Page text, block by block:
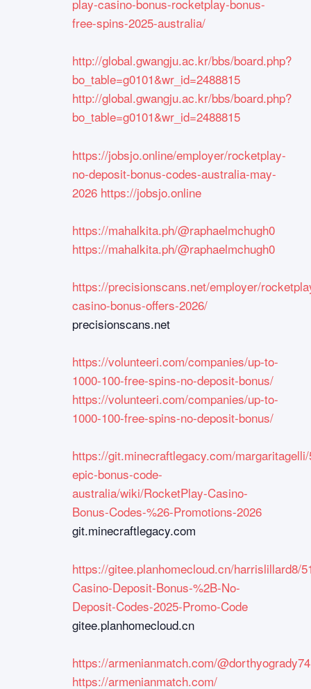
play-casino-bonus-rocketplay-bonus-
free-spins-2025-australia/
http://global.gwangju.ac.kr/bbs/board.php?
bo_table=g0101&wr_id=2488815
http://global.gwangju.ac.kr/bbs/board.php?
bo_table=g0101&wr_id=2488815
https://jobsjo.online/employer/rocketplay-
no-deposit-bonus-codes-australia-may-
2026 https://jobsjo.online
https://mahalkita.ph/@raphaelmchugh0
https://mahalkita.ph/@raphaelmchugh0
https://precisionscans.net/employer/
casino-bonus-offers-2026/
precisionscans.net
https://volunteeri.com/companies/up-to-
1000-100-free-spins-no-deposit-bonus/
https://volunteeri.com/companies/up-to-
1000-100-free-spins-no-deposit-bonus/
https://git.minecraftlegacy.com/
epic-bonus-code-
australia/wiki/RocketPlay-Casino-
Bonus-Codes-%26-Promotions-2026
git.minecraftlegacy.com
https://gitee.planhomecloud.cn/harrislillard8/
Casino-Deposit-Bonus-%2B-No-
Deposit-Codes-2025-Promo-Code
gitee.planhomecloud.cn
https://armenianmatch.com/@dorthyogrady74
https://armenianmatch.com/